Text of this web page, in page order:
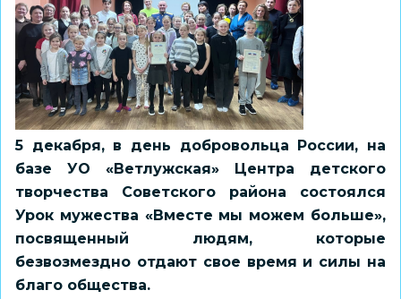
5 декабря, в день добровольца России, на
базе УО «Ветлужская» Центра детского
творчества Советского района состоялся
Урок мужества «Вместе мы можем больше»,
посвященный людям, которые
безвозмездно отдают свое время и силы на
благо общества.